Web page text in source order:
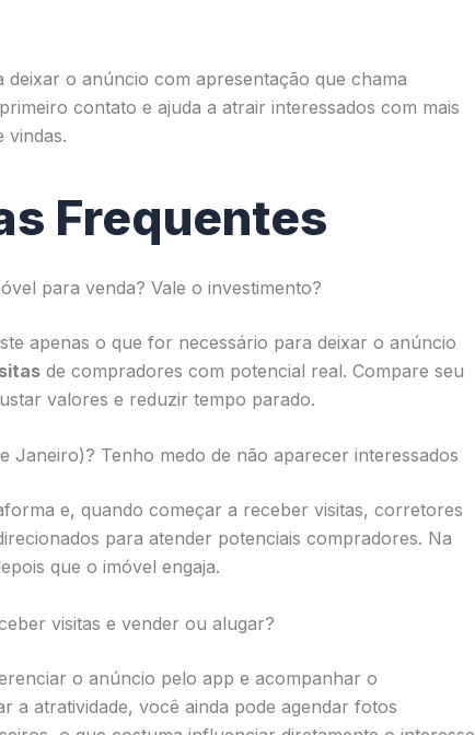
o anúncio com apresentação que chama
contato e ajuda a atrair interessados com mais
vindas.
Frequentes
para venda? Vale o investimento?
apenas o que for necessário para deixar o anúncio
de compradores com potencial real. Compare seu
valores e reduzir tempo parado.
Janeiro)? Tenho medo de não aparecer interessados
e, quando começar a receber visitas, corretores
para atender potenciais compradores. Na
que o imóvel engaja.
visitas e vender ou alugar?
o anúncio pelo app e acompanhar o
a atratividade, você ainda pode agendar fotos